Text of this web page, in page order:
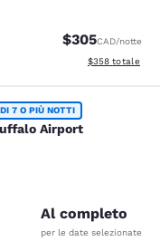
$305CAD/notte
Visualizza i
$358 totale
Airport
7 O PIÙ NOTTI
Airport
Discreto. 34 recensioni
Al completo
per le date selezionate